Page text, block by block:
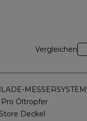
Vergleichen
MESSERSYSTEM
Öltropfer
Deckel